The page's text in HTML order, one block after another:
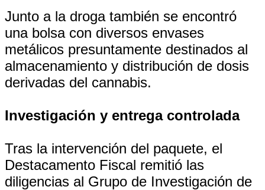
Junto a la droga también se encontró
una bolsa con diversos envases
metálicos presuntamente destinados al
almacenamiento y distribución de dosis
derivadas del cannabis.
Investigación y entrega controlada
Tras la intervención del paquete, el
Destacamento Fiscal remitió las
diligencias al Grupo de Investigación de